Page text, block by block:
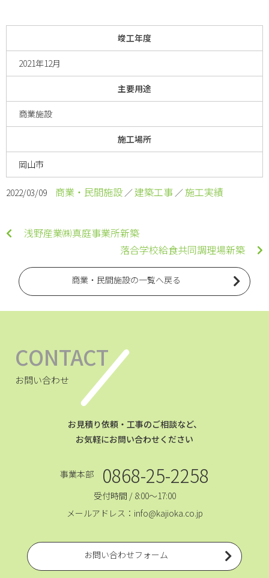
竣工年度
2021年12月
主要用途
商業施設
施工場所
岡山市
2022/03/09 商業・民間施設 ／建築工事 ／施工実績
浅野産業㈱真庭事業所新築
落合学校給食共同調理場新築
商業・民間施設の一覧へ戻る
CONTACT
お問い合わせ
お見積り依頼・工事のご相談など、
お気軽にお問い合わせください
事業本部 0868-25-2258
受付時間 / 8:00～17:00
メールアドレス：info@kajioka.co.jp
お問い合わせフォーム